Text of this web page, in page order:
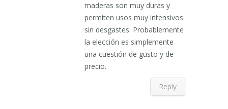
maderas son muy duras y
permiten usos muy intensivos
sin desgastes. Probablemente
la elección es simplemente
una cuestión de gusto y de
precio.
Reply